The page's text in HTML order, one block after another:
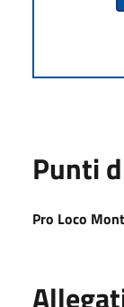
Punti
Pro Loco